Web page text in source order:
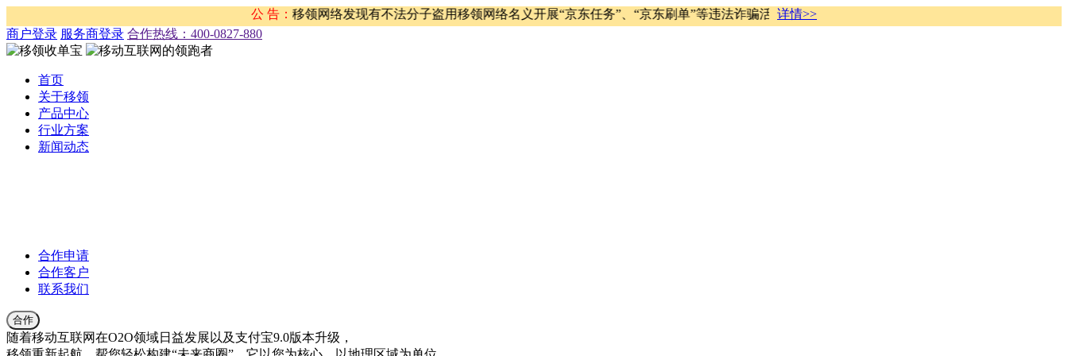
公 告：
子冒用我司名义 从事违法行为的重要声明 近期，移领网络发现有不法分子盗用移领网络名义开展“京东任务”、“京东刷单”等违法诈骗活动，移领网络严正声明，“京东任务”“京东刷单”
详情>>
商户登录 服务商登录 合作热线：‭400-0827-880
首页
关于移领
产品中心
行业方案
新闻动态
合作申请
合作客户
联系我们
合作
随着移动互联网在O2O领域日益发展以及支付宝9.0版本升级，